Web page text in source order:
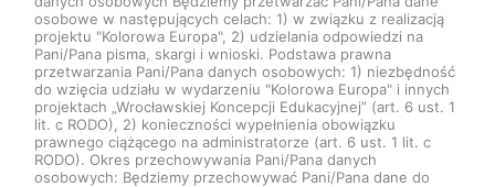
osobowe w następujących celach: 1) w związku z realizacją
projektu "Kolorowa Europa", 2) udzielania odpowiedzi na
Pani/Pana pisma, skargi i wnioski. Podstawa prawna
przetwarzania Pani/Pana danych osobowych: 1) niezbędność
do wzięcia udziału w wydarzeniu "Kolorowa Europa" i innych
projektach „Wrocławskiej Koncepcji Edukacyjnej” (art. 6 ust. 1
lit. c RODO), 2) konieczności wypełnienia obowiązku
prawnego ciążącego na administratorze (art. 6 ust. 1 lit. c
RODO). Okres przechowywania Pani/Pana danych
osobowych: Będziemy przechowywać Pani/Pana dane do